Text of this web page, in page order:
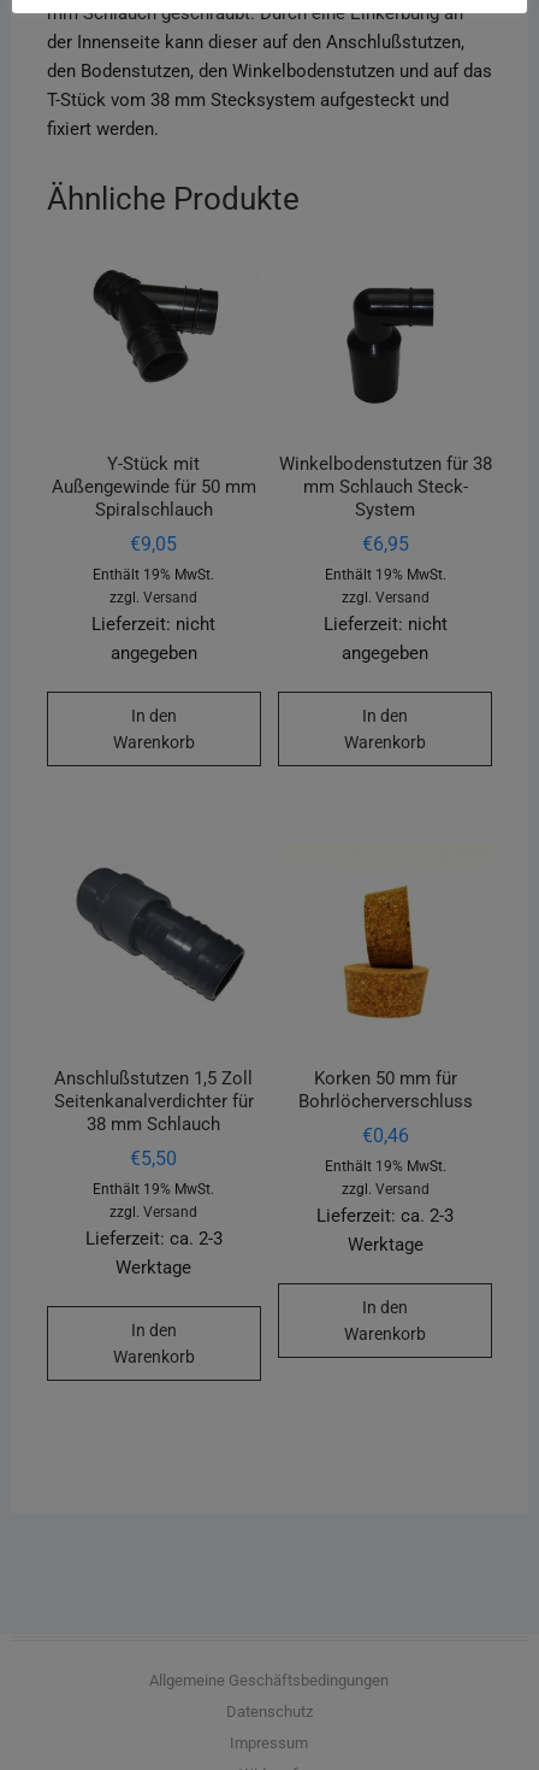
mm Schlauch geschraubt. Durch eine Einkerbung an
der Innenseite kann dieser auf den Anschlußstutzen,
den Bodenstutzen, den Winkelbodenstutzen und auf das
T-Stück vom 38 mm Stecksystem aufgesteckt und
fixiert werden.
Ähnliche Produkte
Y-Stück mit
Außengewinde für 50 mm
Spiralschlauch
€9,05
Enthält 19% MwSt.
zzgl.Versand
Lieferzeit: nicht
angegeben
In den
Warenkorb
Winkelbodenstutzen für 38
mm Schlauch Steck-
System
€6,95
Enthält 19% MwSt.
zzgl. Versand
Lieferzeit: nicht
angegeben
In den
Warenkorb
Anschlußstutzen 1,5 Zoll
Seitenkanalverdichter für
38 mm Schlauch
€5,50
Enthält 19% MwSt.
zzgl.Versand
Lieferzeit: ca. 2-3
Werktage
In den
Warenkorb
Korken 50 mm für
Bohrlöcherverschluss
€0,46
Enthält 19% MwSt.
zzgl. Versand
Lieferzeit: ca. 2-3
Werktage
In den
Warenkorb
Allgemeine Geschäftsbedingungen
Datenschutz
Impressum